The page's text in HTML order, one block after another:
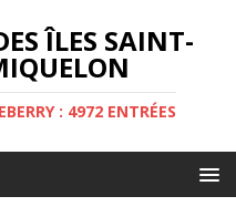
ÎLES SAINT-
: 4972 ENTRÉES